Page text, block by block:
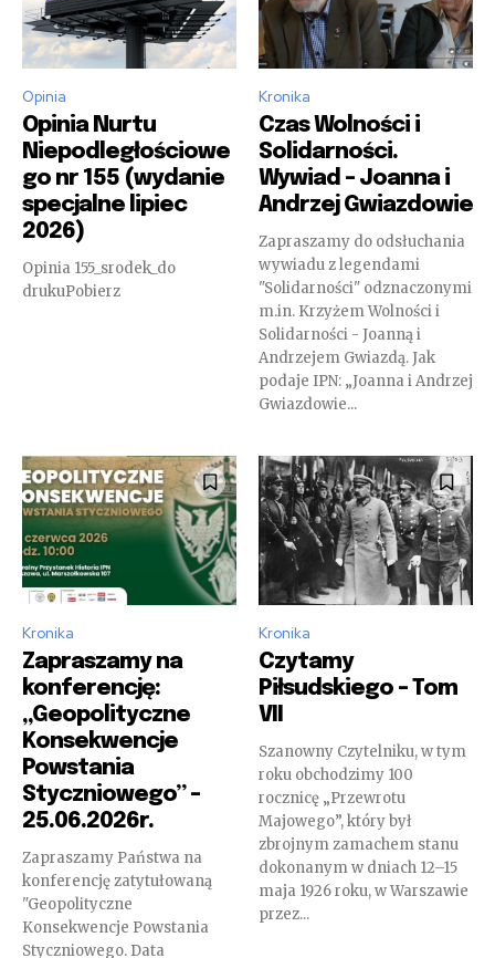
Opinia
Opinia Nurtu
Niepodległościowe
go nr 155 (wydanie
specjalne lipiec
2026)
Opinia 155_srodek_do
drukuPobierz
Kronika
Czas Wolności i
Solidarności.
Wywiad – Joanna i
Andrzej Gwiazdowie
Zapraszamy do odsłuchania
wywiadu z legendami
"Solidarności" odznaczonymi
m.in. Krzyżem Wolności i
Solidarności - Joanną i
Andrzejem Gwiazdą. Jak
podaje IPN: „Joanna i Andrzej
Gwiazdowie...
Kronika
Zapraszamy na
konferencję:
„Geopolityczne
Konsekwencje
Powstania
Styczniowego” –
25.06.2026r.
Zapraszamy Państwa na
konferencję zatytułowaną
"Geopolityczne
Konsekwencje Powstania
Styczniowego. Data
Kronika
Czytamy
Piłsudskiego – Tom
VII
Szanowny Czytelniku, w tym
roku obchodzimy 100
rocznicę „Przewrotu
Majowego”, który był
zbrojnym zamachem stanu
dokonanym w dniach 12–15
maja 1926 roku, w Warszawie
przez...